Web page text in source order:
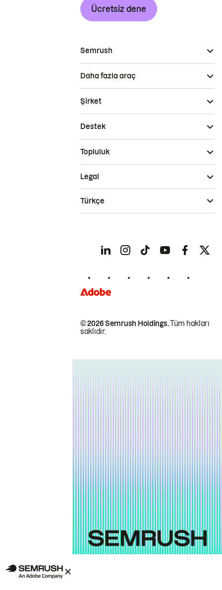
Ücretsiz dene
Semrush
Daha fazla araç
Şirket
Destek
Topluluk
© 2026 Semrush Holdings.Tüm hakları
saklıdır.
Legal
Türkçe